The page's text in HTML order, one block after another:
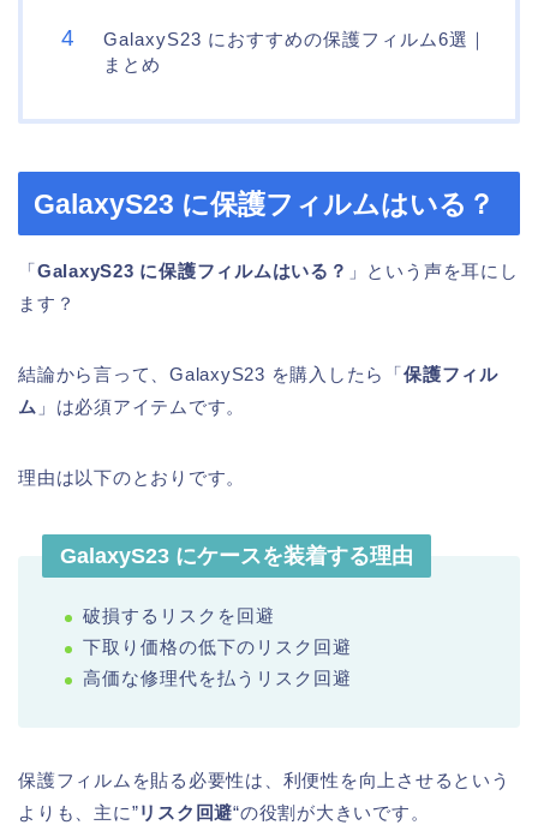
GalaxyS23 におすすめの保護フィルム6選｜
まとめ
GalaxyS23 に保護フィルムはいる？
「GalaxyS23 に保護フィルムはいる？ 」という声を耳にし
ます？
結論から言って、GalaxyS23 を購入したら「保護フィル
ム 」は必須アイテムです。
理由は以下のとおりです。
GalaxyS23 にケースを装着する理由
破損するリスクを回避
下取り価格の低下のリスク回避
高価な修理代を払うリスク回避
保護フィルムを貼る必要性は、利便性を向上させるという
よりも、主に”リスク回避“の役割が大きいです。